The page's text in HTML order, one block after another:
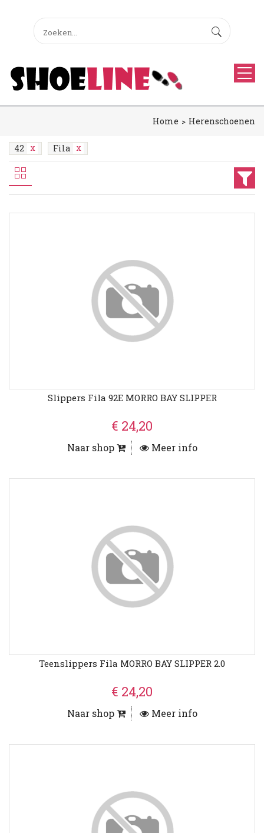
Home Herenschoenen
42 Fila
Slippers Fila 92E MORRO BAY SLIPPER
€ 24,20
Naar shop Meer info
Teenslippers Fila MORRO BAY SLIPPER 2.0
€ 24,20
Naar shop Meer info